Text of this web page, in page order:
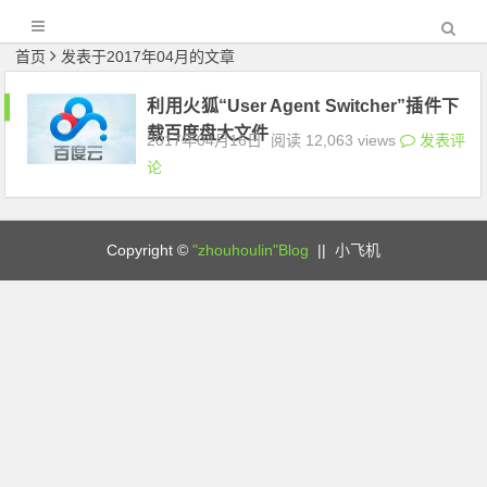
首页 发表于2017年04月的文章
利用火狐“User Agent Switcher”插件下
载百度盘大文件
2017年04月16日 阅读 12,063 views
发表评
论
Copyright © "zhouhoulin"Blog || 小飞机